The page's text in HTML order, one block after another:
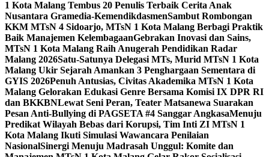
1 Kota Malang Tembus 20 Penulis Terbaik Cerita Anak
Nusantara Gramedia-KemendikdasmenSambut Rombongan
KKM MTsN 4 Sidoarjo, MTsN 1 Kota Malang Berbagi Praktik
Baik Manajemen KelembagaanGebrakan Inovasi dan Sains,
MTsN 1 Kota Malang Raih Anugerah Pendidikan Radar
Malang 2026Satu-Satunya Delegasi MTs, Murid MTsN 1 Kota
Malang Ukir Sejarah Amankan 3 Penghargaan Sementara di
GYIS 2026Penuh Antusias, Civitas Akademika MTsN 1 Kota
Malang Gelorakan Edukasi Genre Bersama Komisi IX DPR RI
dan BKKBNLewat Seni Peran, Teater Matsanewa Suarakan
Pesan Anti-Bullying di PAGSETA #4 Sanggar AngkasaMenuju
Predikat Wilayah Bebas dari Korupsi, Tim Inti ZI MTsN 1
Kota Malang Ikuti Simulasi Wawancara Penilaian
NasionalSinergi Menuju Madrasah Unggul: Komite dan